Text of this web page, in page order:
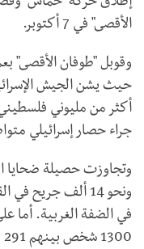
الأقصى" في 7 أكتوبر.
وقوبل "طوفان الأقصى"
حيث يشن الجيش
أكثر من مليوني
جراء حصار إسرائيلي متواصل
في الضفة الغربية. أما